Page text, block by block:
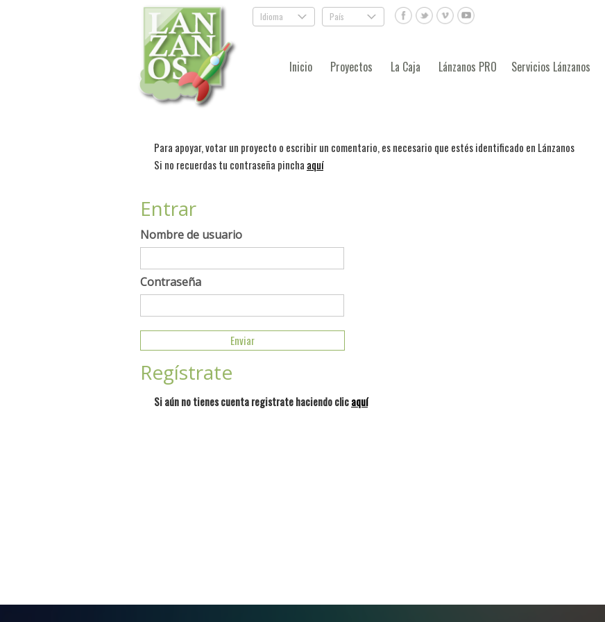
Idioma . País .
Inicio Proyectos La Caja Lánzanos PRO Servicios Lánzanos
Para apoyar, votar un proyecto o escribir un comentario, es necesario que estés identificado en Lánzanos
Si no recuerdas tu contraseña pincha aquí
Entrar
Nombre de usuario
Contraseña
Regístrate
Si aún no tienes cuenta registrate haciendo clicaquí